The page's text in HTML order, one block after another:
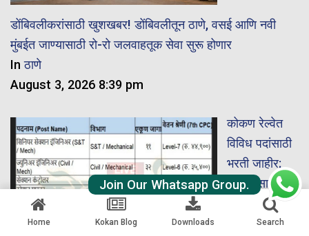
डोंबिवलीकरांसाठी खुशखबर! डोंबिवलीतून ठाणे, वसई आणि नवी
मुंबईत जाण्यासाठी रो-रो जलवाहतूक सेवा सुरू होणार
Inठाणे
August 3, 2026 8:39 pm
कोकण रेल्वेत
विविध पदांसाठी
भरती जाहीर;
अर्ज कसा
कोकण,
Home Kokan Blog Downloads Search
Join Our Whatsapp Group.